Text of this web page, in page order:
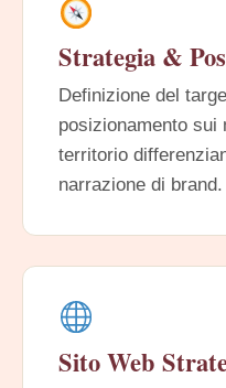
Strategia &
Definizione del
posizionamento sui
territorio
narrazione di brand.
Sito Web